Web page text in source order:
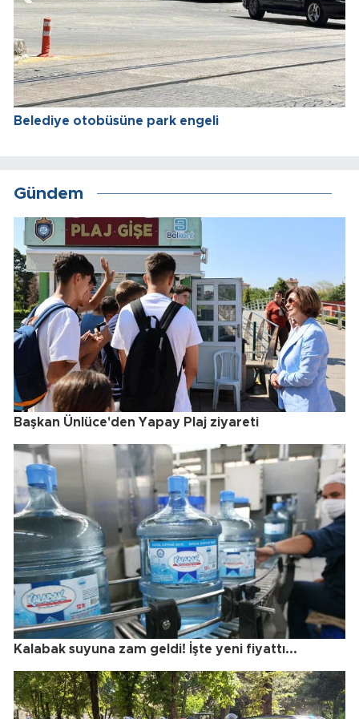
Belediye otobüsüne park engeli
Gündem
Başkan Ünlüce'den Yapay Plaj ziyareti
Kalabak suyuna zam geldi! İşte yeni fiyattı...